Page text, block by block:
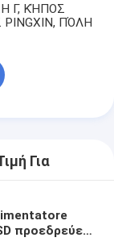
Γ, ΚΉΠΟΣ
ΠΌΛΗ
Για
προεδρεύει